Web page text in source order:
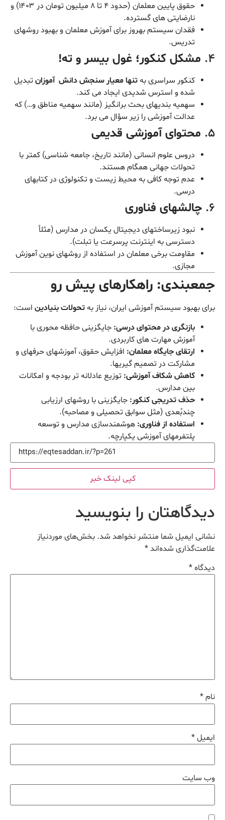
حقوق پایین معلمان (حدود ۴ تا ۸ میلیون تومان در ۱۴۰۳) و
نارضایتی های گسترده.
فقدان سیستم بهروز برای آموزش معلمان و بهبود روشهای
تدریس.
۴. مشکل کنکور؛ غول بیسر و ته!
کنکور سراسری بهتنها معیار سنجش دانش آموزانتبدیل
شده و استرس شدیدی ایجاد می کند.
سهمیه بندیهای بحث برانگیز (مانند سهمیه مناطق و…) که
عدالت آموزشی را زیر سؤال می برد.
۵. محتوای آموزشی قدیمی
دروس علوم انسانی (مانند تاریخ، جامعه شناسی) کمتر با
تحولات جهانی همگام هستند.
عدم توجه کافی به محیط زیست و تکنولوژی در کتابهای
درسی.
۶. چالشهای فناوری
نبود زیرساختهای دیجیتال یکسان در مدارس (مثلاً
دسترسی به اینترنت پرسرعت یا تبلت).
مقاومت برخی معلمان در استفاده از روشهای نوین آموزش
مجازی.
جمعبندی: راهکارهای پیش رو
برای بهبود سیستم آموزشی ایران، نیاز بهتحولات بنیادین است:
بازنگری در محتوای درسی: جایگزینی حافظه محوری با
آموزش مهارت های کاربردی.
ارتقای جایگاه معلمان: افزایش حقوق، آموزشهای حرفهای و
مشارکت در تصمیم گیریها.
کاهش شکاف آموزشی: توزیع عادلانه تر بودجه و امکانات
بین مدارس.
حذف تدریجی کنکور: جایگزینی با روشهای ارزیابی
چندبُعدی (مثل سوابق تحصیلی و مصاحبه).
استفاده از فناوری: هوشمندسازی مدارس و توسعه
پلتفرمهای آموزشی یکپارچه.
کپی لینک خبر
دیدگاهتان را بنویسید
نشانی ایمیل شما منتشر نخواهد شد. بخش‌های موردنیاز
علامت‌گذاری شده‌اند*
دیدگاه*
نام*
ایمیل*
وب‌ سایت